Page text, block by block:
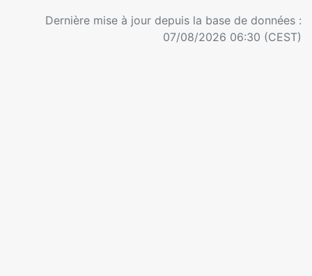
Dernière mise à jour depuis la base de données :
07/08/2026 06:30 (CEST)